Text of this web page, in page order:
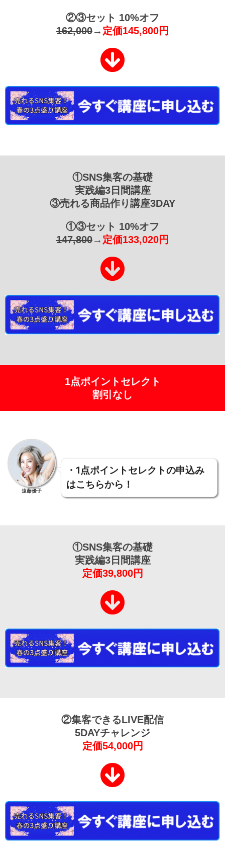
②③セット 10%オフ
162,000→ 定価145,800円
①SNS集客の基礎
実践編3日間講座
③売れる商品作り講座3DAY
①③セット 10%オフ
147,800→ 定価133,020円
1点ポイントセレクト
割引なし
遠藤優子
・1点ポイントセレクトの申込み
はこちらから！
①SNS集客の基礎
実践編3日間講座
定価39,800円
②集客できるLIVE配信
5DAYチャレンジ
定価54,000円